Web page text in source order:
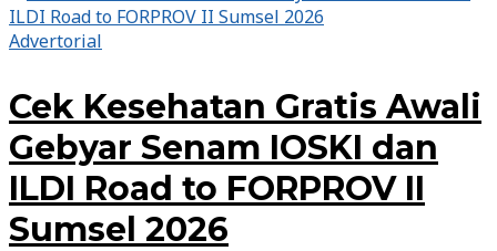
Advertorial
Cek Kesehatan Gratis Awali
Gebyar Senam IOSKI dan
ILDI Road to FORPROV II
Sumsel 2026